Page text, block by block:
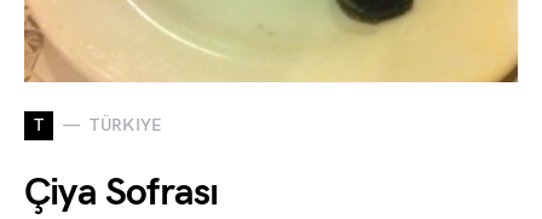
T TÜRKIYE
Çiya Sofrası